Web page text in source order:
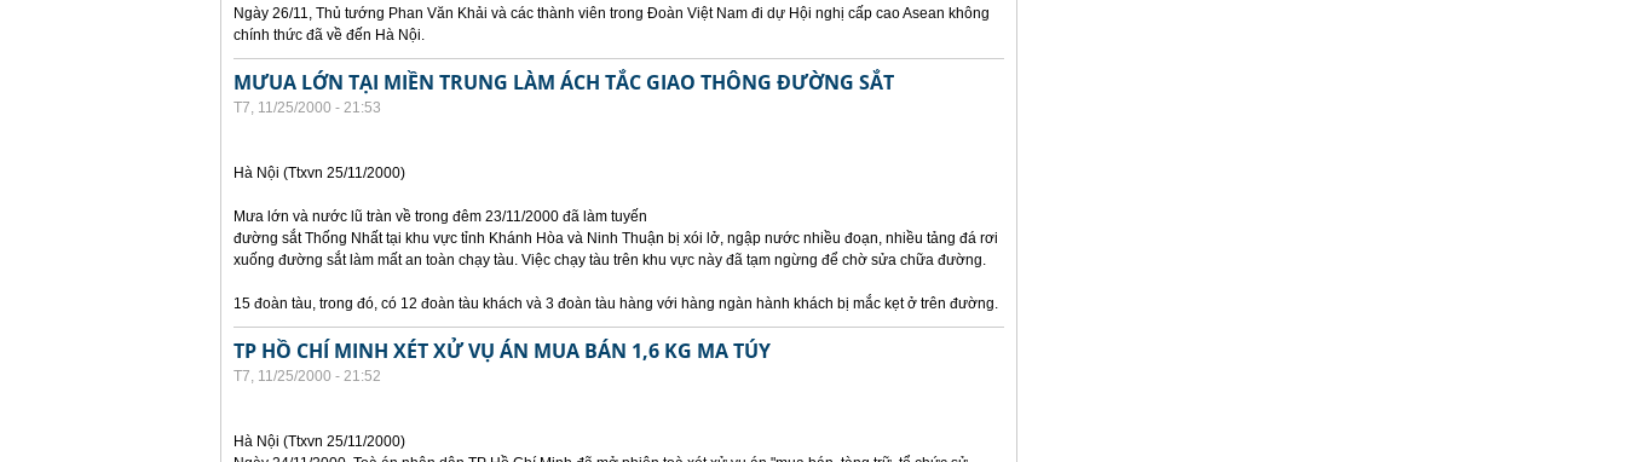
Ngày 26/11, Thủ tướng Phan Văn Khải và các thành viên trong Đoàn Việt Nam đi dự Hội nghị cấp cao Asean không
chính thức đã về đến Hà Nội.
MƯUA LỚN TẠI MIỀN TRUNG LÀM ÁCH TẮC GIAO THÔNG ĐƯỜNG SẮT
T7, 11/25/2000 - 21:53
Hà Nội (Ttxvn 25/11/2000)
Mưa lớn và nước lũ tràn về trong đêm 23/11/2000 đã làm tuyến
đường sắt Thống Nhất tại khu vực tỉnh Khánh Hòa và Ninh Thuận bị xói lở, ngập nước nhiều đoạn, nhiều tảng đá rơi
xuống đường sắt làm mất an toàn chạy tàu. Việc chạy tàu trên khu vực này đã tạm ngừng để chờ sửa chữa đường.
15 đoàn tàu, trong đó, có 12 đoàn tàu khách và 3 đoàn tàu hàng với hàng ngàn hành khách bị mắc kẹt ở trên đường.
TP HỒ CHÍ MINH XÉT XỬ VỤ ÁN MUA BÁN 1,6 KG MA TÚY
T7, 11/25/2000 - 21:52
Hà Nội (Ttxvn 25/11/2000)